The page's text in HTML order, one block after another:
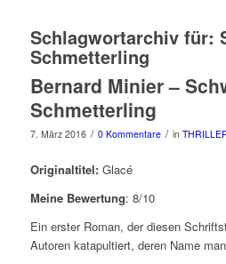
Schlagwortarchiv für:
Schmetterling
Bernard Minier –
Schmetterling
7. März 2016 / 0 Kommentare / in
Originaltitel: Glacé
Meine Bewertung: 8/10
Ein erster Roman, der diesen
Autoren katapultiert, deren Name